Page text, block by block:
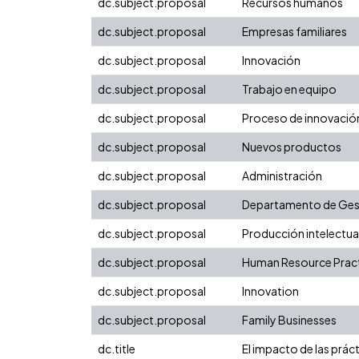
dc.subject.proposal
Empresas familiares
dc.subject.proposal
Innovación
dc.subject.proposal
Trabajo en equipo
dc.subject.proposal
Proceso de
dc.subject.proposal
Nuevos productos
dc.subject.proposal
Administración
dc.subject.proposal
Departamento de
dc.subject.proposal
Producción
dc.subject.proposal
Human Resource
dc.subject.proposal
Innovation
dc.subject.proposal
Family Businesses
dc.title
El impacto de las